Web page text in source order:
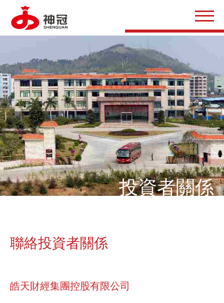
投資者關係
聯絡投資者關係
皓天財經集團控股有限公司